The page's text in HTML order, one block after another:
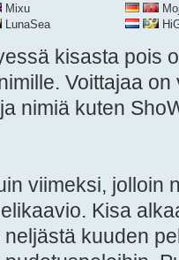
Mixu
LunaSea
kisasta pois
Voittajaa
nimiä kuten
viimeksi, jolloin
Kisa
kuuden